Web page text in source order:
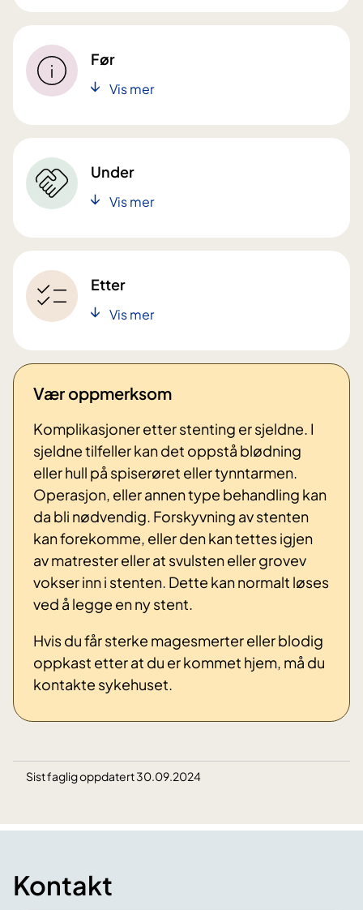
Før
Vis mer
Under
Vis mer
Etter
Vis mer
Vær oppmerksom
Komplikasjoner etter stenting er sjeldne. I
sjeldne tilfeller kan det oppstå blødning
eller hull på spiserøret eller tynntarmen.
Operasjon, eller annen type behandling kan
da bli nødvendig. Forskyvning av stenten
kan forekomme, eller den kan tettes igjen
av matrester eller at svulsten eller grovev
vokser inn i stenten. Dette kan normalt løses
ved å legge en ny stent.
Hvis du får sterke magesmerter eller blodig
oppkast etter at du er kommet hjem, må du
kontakte sykehuset.
Sist faglig oppdatert 30.09.2024
Kontakt